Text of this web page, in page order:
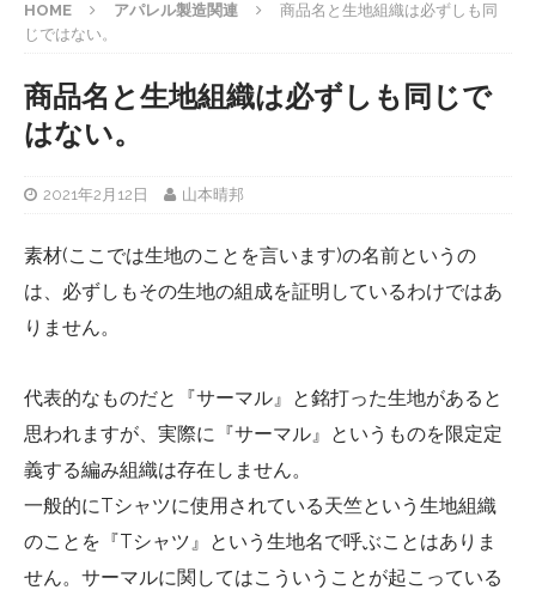
HOME アパレル製造関連
商品名と生地組織は必ずしも同
じではない。
商品名と生地組織は必ずしも同じで
はない。
2021年2月12日 山本晴邦
素材(ここでは生地のことを言います)の名前というの
は、必ずしもその生地の組成を証明しているわけではあ
りません。
代表的なものだと『サーマル』と銘打った生地があると
思われますが、実際に『サーマル』というものを限定定
義する編み組織は存在しません。
一般的にTシャツに使用されている天竺という生地組織
のことを『Tシャツ』という生地名で呼ぶことはありま
せん。サーマルに関してはこういうことが起こっている